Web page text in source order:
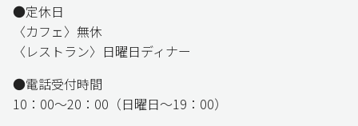
●定休日
〈カフェ〉無休
〈レストラン〉日曜日ディナー
●電話受付時間
10：00～20：00（日曜日〜19：00）